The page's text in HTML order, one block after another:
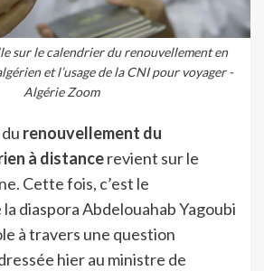
sur le calendrier du renouvellement en
et l’usage de la CNI pour voyager -
Algérie Zoom
renouvellement du
à distancerevient sur le
Cette fois, c’est le
diaspora Abdelouahab Yagoubi
à travers une question
hier au ministre de